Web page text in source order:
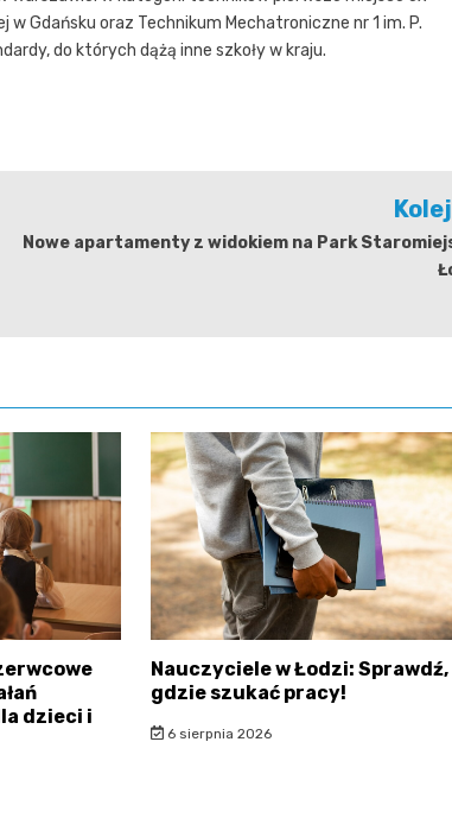
Gdańsku oraz Technikum Mechatroniczne nr 1 im. P.
do których dążą inne szkoły w kraju.
Nowe apartamenty z widokiem na Park
dzieci i
Nauczyciele w Łodzi: Sprawdź,
gdzie szukać pracy!
6 sierpnia 2026